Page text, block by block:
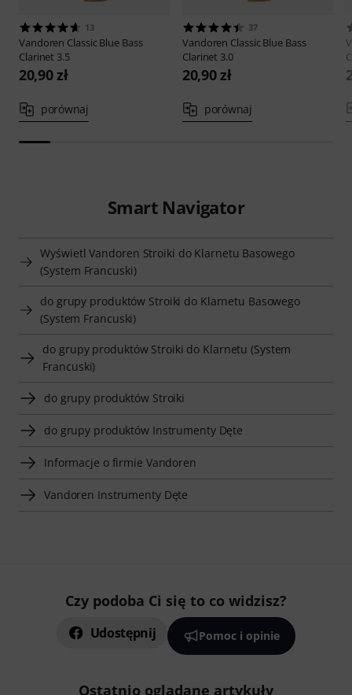
13
Vandoren Classic Blue Bass
Clarinet 3.5
20,90 zł
porównaj
37
Vandoren Classic Blue Bass
Clarinet 3.0
20,90 zł
porównaj
Smart Navigator
Wyświetl Vandoren Stroiki do Klarnetu Basowego
(System Francuski)
do grupy produktów Stroiki do Klarnetu Basowego
(System Francuski)
do grupy produktów Stroiki do Klarnetu (System
Francuski)
do grupy produktów Stroiki
do grupy produktów Instrumenty Dęte
Informacje o firmie Vandoren
Vandoren Instrumenty Dęte
Czy podoba Ci się to co widzisz?
Udostępnij Pomoc i opinie
Ostatnio oglądane artykuły